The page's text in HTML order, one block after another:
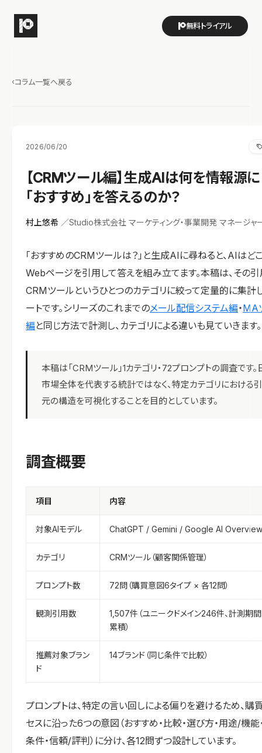
無料トライアル
‹コラム一覧へ戻る
2026/06/20
【CRMツール編】生成AIは何を情報源
「おすすめ」を答えるのか？
村上悠希 ／Studio株式会社 マーケティング・事業開発 マネージャ
「おすすめのCRMツールは？」と生成AIに尋ねると、AIはど
Webページを引用して答えを組み立てます。本稿は、その
CRMツールというひとつのカテゴリに絞って定量的に集計
ートです。シリーズのこれまでのメール配信システム編・MA
編 と同じ方法で計測し、カテゴリによる違いも見ていきます。
本稿は「CRMツール」1カテゴリ・72プロンプトの調査です。
市場全体を代表する統計ではなく、特定カテゴリにおける
元の構造を可視化することを目的としています。
調査概要
項目 内容
対象AIモデル ChatGPT / Gemini / Google AI
カテゴリ CRMツール（顧客関係管理）
プロンプト数 72問（購買意図6タイプ × 各12問）
観測引用数
1,507件（ユニークドメイン246件、計測期
累積）
推薦対象ブラン
ド
14ブランド（同じ条件で比較）
プロンプトは、特定の言い回しによる偏りを避けるため、購
セスに沿った6つの意図（おすすめ・比較・選び方・用途/機能
条件・信頼/評判）に分け、各12問ずつ設計しています。